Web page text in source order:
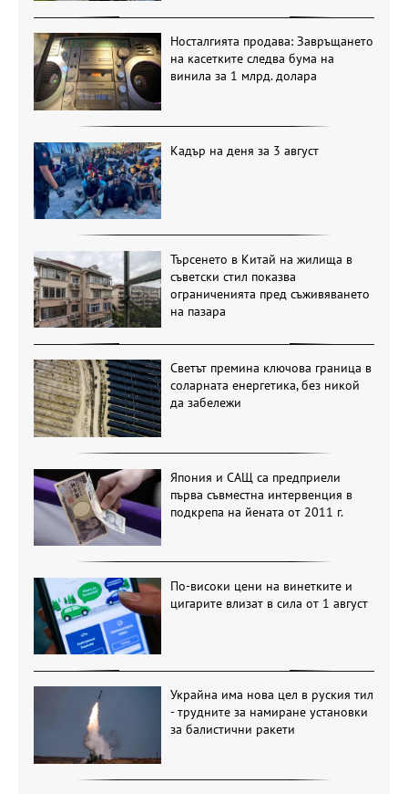
Носталгията продава: Завръщането
на касетките следва бума на
винила за 1 млрд. долара
Кадър на деня за 3 август
Търсенето в Китай на жилища в
съветски стил показва
ограниченията пред съживяването
на пазара
Светът премина ключова граница в
соларната енергетика, без никой
да забележи
Япония и САЩ са предприели
първа съвместна интервенция в
подкрепа на йената от 2011 г.
По-високи цени на винетките и
цигарите влизат в сила от 1 август
Украйна има нова цел в руския тил
- трудните за намиране установки
за балистични ракети